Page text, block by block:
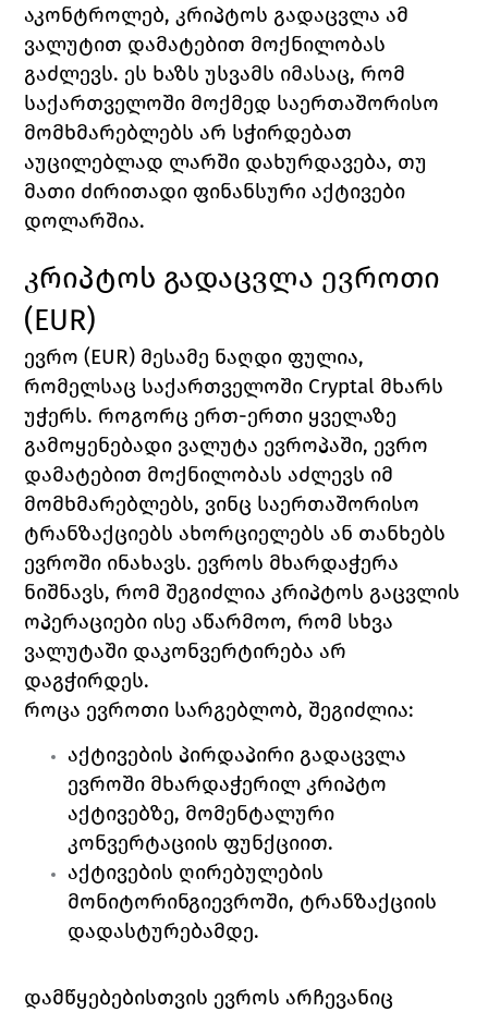
აკონტროლებ, კრიპტოს გადაცვლა ამ
ვალუტით დამატებით მოქნილობას
გაძლევს. ეს ხაზს უსვამს იმასაც, რომ
საქართველოში მოქმედ საერთაშორისო
მომხმარებლებს არ სჭირდებათ
აუცილებლად ლარში დახურდავება, თუ
მათი ძირითადი ფინანსური აქტივები
დოლარშია.
კრიპტოს გადაცვლა ევროთი
(EUR)
ევრო (EUR) მესამე ნაღდი ფულია,
რომელსაც საქართველოში Cryptal მხარს
უჭერს. როგორც ერთ-ერთი ყველაზე
გამოყენებადი ვალუტა ევროპაში, ევრო
დამატებით მოქნილობას აძლევს იმ
მომხმარებლებს, ვინც საერთაშორისო
ტრანზაქციებს ახორციელებს ან თანხებს
ევროში ინახავს. ევროს მხარდაჭერა
ნიშნავს, რომ შეგიძლია კრიპტოს გაცვლის
ოპერაციები ისე აწარმოო, რომ სხვა
ვალუტაში დაკონვერტირება არ
დაგჭირდეს.
როცა ევროთი სარგებლობ, შეგიძლია:
აქტივების პირდაპირი გადაცვლა
ევროში მხარდაჭერილ კრიპტო
აქტივებზე, მომენტალური
კონვერტაციის ფუნქციით.
აქტივების ღირებულების
მონიტორინგიევროში, ტრანზაქციის
დადასტურებამდე.
დამწყებებისთვის ევროს არჩევანიც